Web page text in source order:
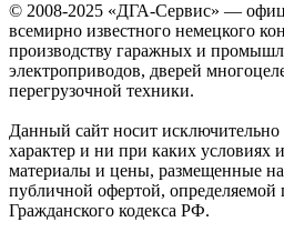
© 2008-2025 «ДГА-Сервис» —
всемирно известного немецкого
производству гаражных и
электроприводов, дверей
перегрузочной техники.
Данный сайт носит
характер и ни при каких
материалы и цены, размещенные на
публичной офертой,
Гражданского кодекса РФ.